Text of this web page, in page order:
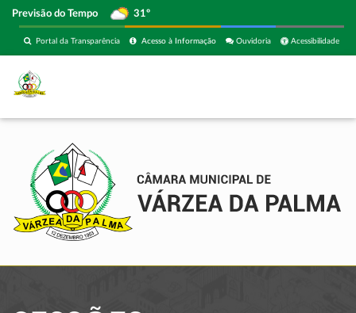
Previsão do Tempo 31º
Acessibilidade
Ouvidoria
Acesso à Informação
Portal da Transparência